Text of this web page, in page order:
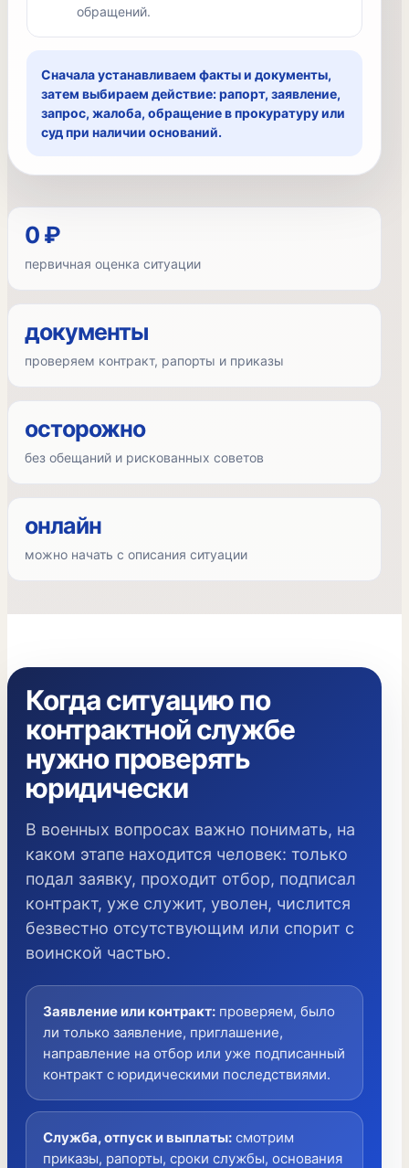
обращений.
Сначала устанавливаем факты и документы,
затем выбираем действие: рапорт, заявление,
запрос, жалоба, обращение в прокуратуру или
суд при наличии оснований.
0 ₽
первичная оценка ситуации
документы
проверяем контракт, рапорты и приказы
осторожно
без обещаний и рискованных советов
онлайн
можно начать с описания ситуации
Когда ситуацию по
контрактной службе
нужно проверять
юридически
В военных вопросах важно понимать, на
каком этапе находится человек: только
подал заявку, проходит отбор, подписал
контракт, уже служит, уволен, числится
безвестно отсутствующим или спорит с
воинской частью.
Заявление или контракт: проверяем, было
ли только заявление, приглашение,
направление на отбор или уже подписанный
контракт с юридическими последствиями.
Служба, отпуск и выплаты: смотрим
приказы, рапорты, сроки службы, основания